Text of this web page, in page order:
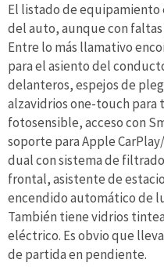
El listado de
del auto, aunque con
Entre lo más llamativo
para el asiento del
delanteros, espejos de
alzavidrios one-touch para
fotosensible, acceso con
soporte para Apple
dual con sistema de
frontal, asistente de
encendido automático de
También tiene vidrios
eléctrico. Es obvio que
de partida en pendiente.